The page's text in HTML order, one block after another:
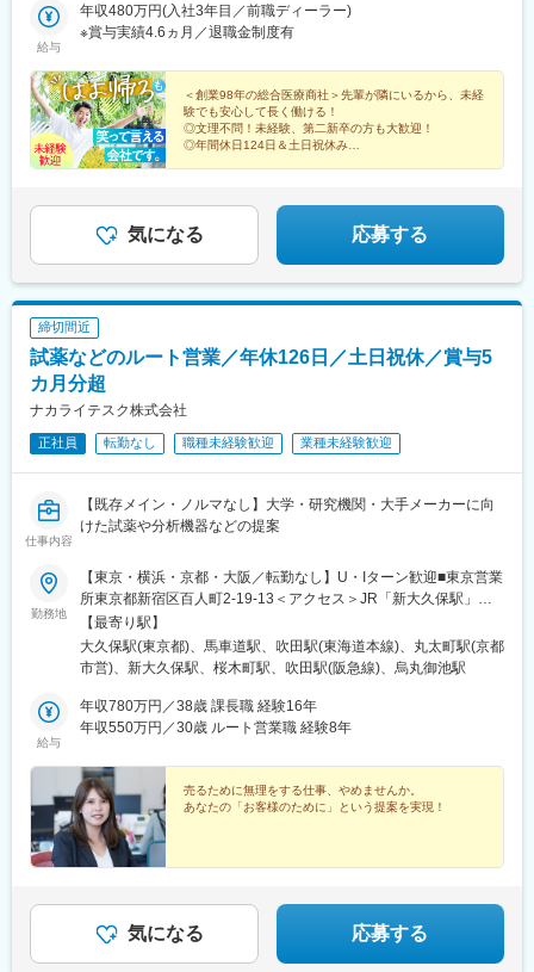
ラで測り、体の状態を画像で確認できるようになっています。
社の駐車場に営業車を置いて、電車で通勤することも可能！状況
に合わせて、臨機応変に対応いただくことができます。＜勤務地
高槻市井尻2-14-8東大阪営業所／大阪府東大阪市菱江4-6-9神戸営
業所／兵庫県神戸市東灘区向洋町中6-9 神戸ファッションマート
5W-04舞鶴支店／京都府舞鶴市字女布小字馬場143番地1京丹後営
業所／京都府京丹後市大宮町周枳2226番地1滋賀支店／滋賀県栗
東市伊勢落730番地1※受動喫煙対策：屋内禁煙（喫煙場所あり）
給与
年収480万円(入社3年目／前職ディーラー)
※賞与実績4.6ヵ月／退職金制度有
＜創業98年の総合医療商社＞先輩が隣にいるから、未経
験でも安心して長く働ける！
◎文理不問！未経験、第二新卒の方も大歓迎！
◎年間休日124日＆土日祝休み
気になる 応募する
締切間近
試薬などのルート営業／年休126日／土日祝休／賞与5
カ月分超
ナカライテスク株式会社
正社員 転勤なし 職種未経験歓迎 業種未経験歓迎
仕事内容
【既存メイン・ノルマなし】大学・研究機関・大手メーカーに向
けた試薬や分析機器などの提案
勤務地
【東京・横浜・京都・大阪／転勤なし】U・Iターン歓迎■東京営業
所東京都新宿区百人町2-19-13＜アクセス＞JR「新大久保駅」か
ら徒歩6分■横浜営業所神奈川県横浜市中区太田町6-84-2 大樹生
命横浜桜木町ビル1F＜アクセス＞横浜高速鉄道「馬車道駅」から
徒歩3分JR「桜木町駅」から徒歩7分■本社営業所（京都市）京都
「烏丸御池駅」から徒歩5分■大阪営業所大阪府吹田市出口町4-1＜
アクセス＞JR「吹田駅」から徒歩8分※原則、転居を伴う転勤はあ
り）
【最寄り駅】
大久保駅(東京都)、馬車道駅、吹田駅(東海道本線)、丸太町駅(京都
市営)、新大久保駅、桜木町駅、吹田駅(阪急線)、烏丸御池駅
給与
年収780万円／38歳 課長職 経験16年
年収550万円／30歳 ルート営業職 経験8年
売るために無理をする仕事、やめませんか。
あなたの「お客様のために」という提案を実現！
気になる 応募する